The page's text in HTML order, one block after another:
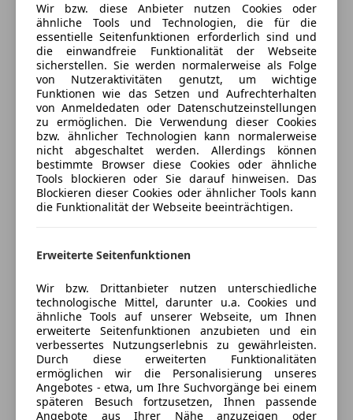
Jetzt berechnen
Verkäufer Privat
3370 Ybbs An Der Donau, AT
Kontakt
Anbieter kontaktieren
Deine Nachricht
Wir bzw. diese Anbieter nutzen Cookies oder
ähnliche Tools und Technologien, die für die
essentielle Seitenfunktionen erforderlich sind und
die einwandfreie Funktionalität der Webseite
sicherstellen. Sie werden normalerweise als Folge
von Nutzeraktivitäten genutzt, um wichtige
Funktionen wie das Setzen und Aufrechterhalten
von Anmeldedaten oder Datenschutzeinstellungen
zu ermöglichen. Die Verwendung dieser Cookies
bzw. ähnlicher Technologien kann normalerweise
nicht abgeschaltet werden. Allerdings können
bestimmte Browser diese Cookies oder ähnliche
Tools blockieren oder Sie darauf hinweisen. Das
Blockieren dieser Cookies oder ähnlicher Tools kann
die Funktionalität der Webseite beeinträchtigen.
Erweiterte Seitenfunktionen
Wir bzw. Drittanbieter nutzen unterschiedliche
technologische Mittel, darunter u.a. Cookies und
ähnliche Tools auf unserer Webseite, um Ihnen
erweiterte Seitenfunktionen anzubieten und ein
verbessertes Nutzungserlebnis zu gewährleisten.
Durch diese erweiterten Funktionalitäten
ermöglichen wir die Personalisierung unseres
Angebotes - etwa, um Ihre Suchvorgänge bei einem
späteren Besuch fortzusetzen, Ihnen passende
Angebote aus Ihrer Nähe anzuzeigen oder